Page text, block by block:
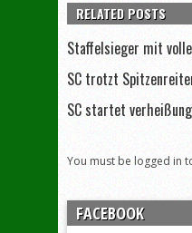
RELATED POSTS
Staffelsieger mit
SC trotzt
SC startet
You must be logged in
FACEBOOK